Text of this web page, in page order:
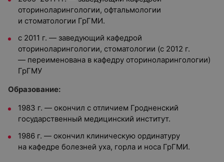
оториноларингологии, офтальмологии
и стоматологии ГрГМИ.
с 2011 г. — заведующий кафедрой
оториноларингологии, стоматологии (с 2012 г.
— переименована в кафедру оториноларингологии)
ГрГМУ
Образование:
1983 г. — окончил с отличием Гродненский
государственный медицинский институт.
1986 г. — окончил клиническую ординатуру
на кафедре болезней уха, горла и носа ГрГМИ.